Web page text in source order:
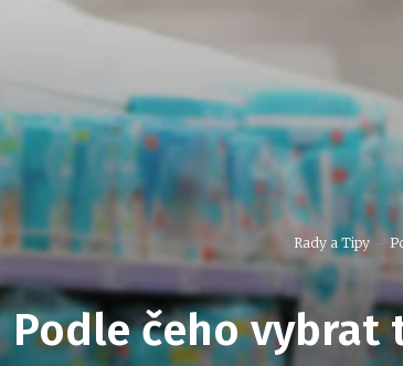
Rady a Tipy
Podle čeho vybrat